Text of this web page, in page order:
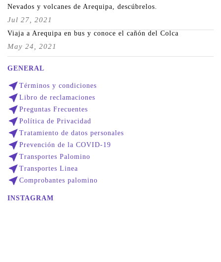
Nevados y volcanes de Arequipa, descúbrelos.
Jul 27, 2021
Viaja a Arequipa en bus y conoce el cañón del Colca
May 24, 2021
GENERAL
near_me Términos y condiciones
near_me Libro de reclamaciones
near_me Preguntas Frecuentes
near_me Política de Privacidad
near_me Tratamiento de datos personales
near_me Prevención de la COVID-19
near_me Transportes Palomino
near_me Transportes Linea
near_me Comprobantes palomino
INSTAGRAM